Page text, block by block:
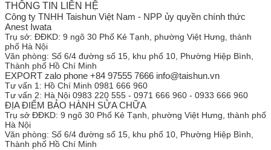
THÔNG TIN LIÊN HỆ
Công ty TNHH Taishun Việt Nam - NPP ủy quyền chính thức
Anest Iwata
Trụ sở: ĐĐKD: 9 ngõ 30 Phố Kẻ Tạnh, phường Việt Hưng, thành
phố Hà Nội
Văn phòng: Số 6/4 đường số 15, khu phố 10, Phường Hiệp Bình,
Thành phố Hồ Chí Minh
EXPORT zalo phone +84 97555 7666 info@taishun.vn
Tư vấn 1: Hồ Chí Minh 0981 666 960
Tư vấn 2: Hà Nội 0983 220 555 - 0971 666 960 - 0933 666 960
ĐỊA ĐIỂM BẢO HÀNH SỬA CHỮA
Trụ sở ĐĐKD: 9 ngõ 30 Phố Kẻ Tạnh, phường Việt Hưng, thành phố
Hà Nội
Văn phòng: Số 6/4 đường số 15, khu phố 10, Phường Hiệp Bình,
Thành phố Hồ Chí Minh